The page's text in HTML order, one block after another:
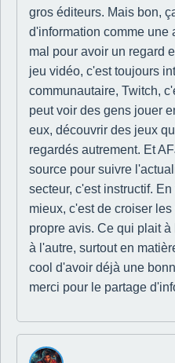
gros éditeurs. Mais bon,
d'information comme une
mal pour avoir un regard
jeu vidéo, c'est toujours
communautaire, Twitch,
peut voir des gens jouer
eux, découvrir des jeux
regardés autrement. Et
source pour suivre
secteur, c'est instructif.
mieux, c'est de croiser
propre avis. Ce qui plait
à l'autre, surtout en
cool d'avoir déjà une
merci pour le partage